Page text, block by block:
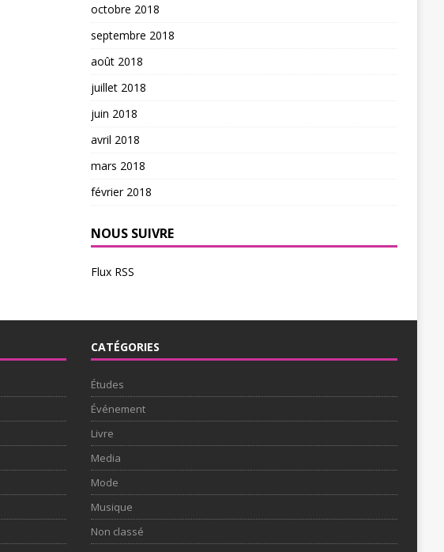
octobre 2018
septembre 2018
août 2018
juillet 2018
juin 2018
avril 2018
mars 2018
février 2018
NOUS SUIVRE
Flux RSS
CATÉGORIES
Études
Événement
Livre
Media
Mode
Musique
Non classé